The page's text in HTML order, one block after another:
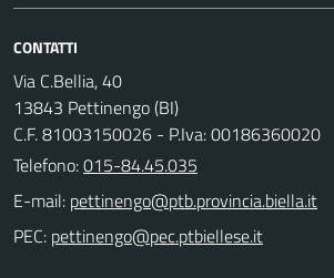
CONTATTI
Via C.Bellia, 40
13843 Pettinengo (BI)
C.F. 81003150026 - P.Iva: 00186360020
Telefono:015-84.45.035
E-mail:
PEC: